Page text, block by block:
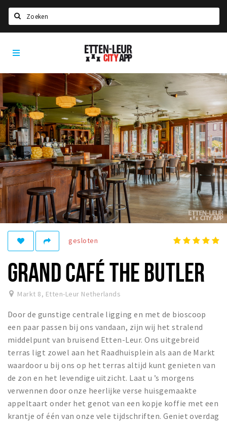
Home
Agenda
Deals
Party pics
Nieuws, interviews & blogs
Eten
Drinken
Slapen
Recreatief
Winkels
Winkelgebieden
Bezienswaardigheden
Musea, theaters & podia
Uitjes & activiteiten
Toeristische routes
Natuurgebieden
Baroniepoorten
Sport
Andere City Apps
Etten-
Leur
App
gesloten
GRAND CAFÉ THE BUTLER
Markt 8, Etten-Leur Netherlands
Door de gunstige centrale ligging en met de bioscoop
een paar passen bij ons vandaan, zijn wij het stralend
middelpunt van bruisend Etten-Leur. Ons uitgebreid
terras ligt zowel aan het Raadhuisplein als aan de Markt
waardoor u bij ons op het terras altijd kunt genieten van
de zon en het levendige uitzicht. Laat u ’s morgens
verwennen door onze heerlijke verse huisgemaakte
appeltaart onder het genot van een kopje koffie met een
krantje of één van onze vele tijdschriften. Geniet overdag